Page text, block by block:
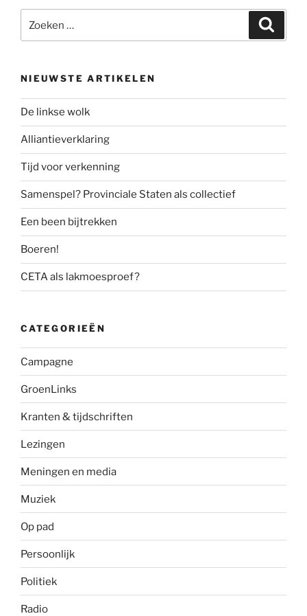
naar:
NIEUWSTE ARTIKELEN
De linkse wolk
Alliantieverklaring
Tijd voor verkenning
Samenspel? Provinciale Staten als collectief
Een been bijtrekken
Boeren!
CETA als lakmoesproef?
CATEGORIEËN
Campagne
GroenLinks
Kranten & tijdschriften
Lezingen
Meningen en media
Muziek
Op pad
Persoonlijk
Politiek
Radio